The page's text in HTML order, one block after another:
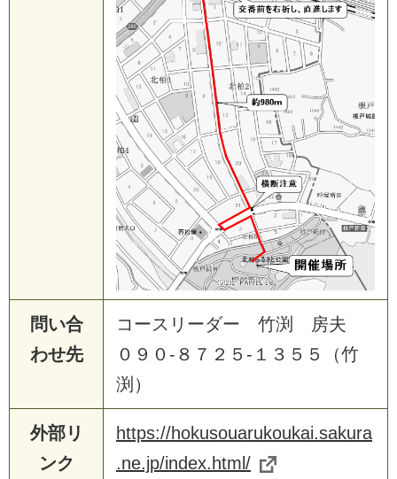
問い合
わせ先
コースリーダー 竹渕 房夫
０９０-８７２５-１３５５（竹
渕）
外部リ
ンク
https://hokusouarukoukai.sakura
.ne.jp/index.html/